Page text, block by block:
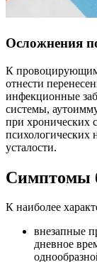
Осложнения
К провоцирующим
отнести
инфекционные
системы,
при хронических
психологических
усталости.
Симптомы
К наиболее
внезапные
дневное